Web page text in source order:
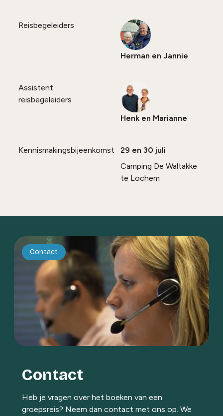
Reisbegeleiders
Herman en Jannie
Assistent
reisbegeleiders
Henk en Marianne
Kennismakingsbijeenkomst
29 en 30 juli
Camping De Waltakke
te Lochem
Contact
Contact
Heb je vragen over het boeken van een
groepsreis? Neem dan contact met ons op. We